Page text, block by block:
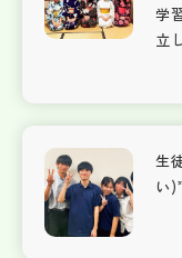
学
立
生
い